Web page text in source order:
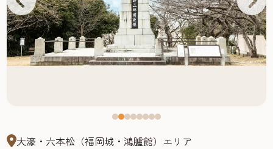
大濠・六本松（福岡城・鴻臚館）エリア